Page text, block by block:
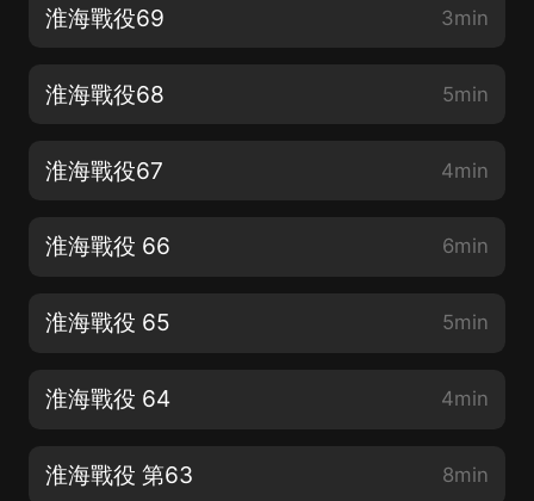
淮海戰役69 3min
淮海戰役68 5min
淮海戰役67 4min
淮海戰役 66 6min
淮海戰役 65 5min
淮海戰役 64 4min
淮海戰役 第63 8min